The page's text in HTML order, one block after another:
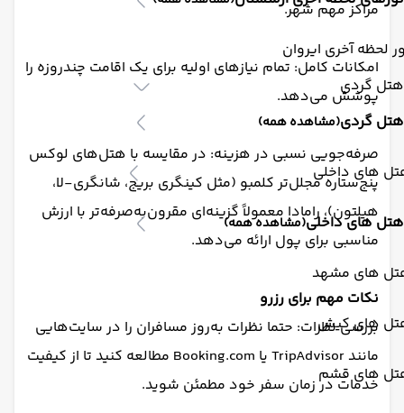
لحظه آخری ایروان
هتل گردی
هتل گردی(مشاهده همه)
های داخلی
هتل های داخلی(مشاهده همه)
های مشهد
های کیش
های قشم
مراکز مهم شهر.
امکانات کامل: تمام نیازهای اولیه برای یک اقامت چندروزه را
پوشش می‌دهد.
صرفه‌جویی نسبی در هزینه: در مقایسه با هتل‌های لوکس
پنج‌ستاره مجلل‌تر کلمبو (مثل کینگری بریج، شانگری-لا،
هیلتون)، رامادا معمولاً گزینه‌ای مقرون‌به‌صرفه‌تر با ارزش
مناسبی برای پول ارائه می‌دهد.
نکات مهم برای رزرو
بررسی نظرات: حتما نظرات به‌روز مسافران را در سایت‌هایی
مانند TripAdvisor یا Booking.com مطالعه کنید تا از کیفیت
خدمات در زمان سفر خود مطمئن شوید.